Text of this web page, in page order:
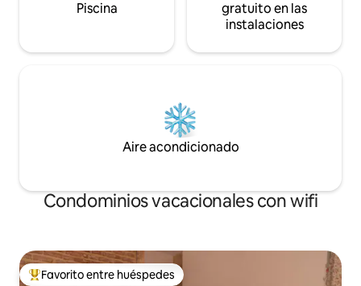
Piscina
gratuito en las
instalaciones
Aire acondicionado
Condominios vacacionales con wifi
Favorito entre huéspedes preferido
Favorito entre huéspedes